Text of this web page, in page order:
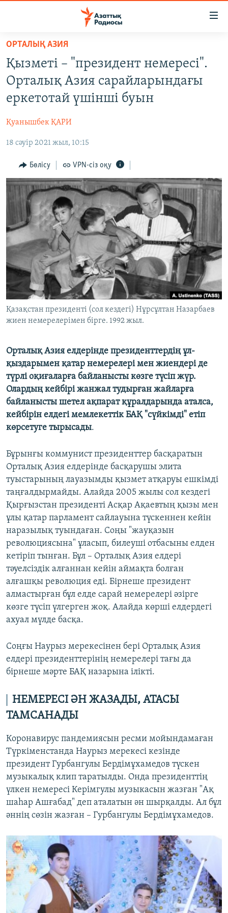
Skip
main
content
Skip
main
Navigation
Skip
Search
САЯСАТ
AZATTYQTV
АДАМ ҚҰҚЫҚТАРЫ
ӘЛЕУМЕТ
ӘЛЕМ
АРНАЙЫ ЖОБАЛАР
Русский
ЖАЗЫЛЫҢЫЗ
Басқа тілдерде
ОРТАЛЫҚ АЗИЯ
Қызметі – "президент немересі".
Орталық Азия сарайларындағы
еркетотай үшінші буын
Қуанышбек ҚАРИ
18 сәуір 2021 жыл, 10:15
Бөлісу VPN-сіз оқу
Қазақстан президенті (сол кездегі) Нұрсұлтан Назарбаев
жиен немерелерімен бірге. 1992 жыл.
Орталық Азия елдерінде президенттердің ұл-
қыздарымен қатар немерелері мен жиендері де
түрлі оқиғаларға байланысты көзге түсіп жүр.
Олардың кейбірі жанжал тудырған жайларға
байланысты шетел ақпарат құралдарында аталса,
кейбірін елдегі мемлекеттік БАҚ "сүйкімді" етіп
көрсетуге тырысады.
Бұрынғы коммунист президенттер басқаратын
Орталық Азия елдерінде басқарушы элита
туыстарының лауазымды қызмет атқаруы ешкімді
таңғалдырмайды. Алайда 2005 жылы сол кездегі
Қырғызстан президенті Асқар Ақаевтың қызы мен
ұлы қатар парламент сайлауына түскеннен кейін
наразылық туындаған. Соңы "жауқазын
революциясына" ұласып, билеуші отбасыны елден
кетіріп тынған. Бұл – Орталық Азия елдері
тәуелсіздік алғаннан кейін аймақта болған
алғашқы революция еді. Бірнеше президент
алмастырған бұл елде сарай немерелері әзірге
көзге түсіп үлгерген жоқ. Алайда көрші елдердегі
ахуал мүлде басқа.
Соңғы Наурыз мерекесінен бері Орталық Азия
елдері президенттерінің немерелері тағы да
бірнеше мәрте БАҚ назарына ілікті.
НЕМЕРЕСІ ӘН ЖАЗАДЫ, АТАСЫ
ТАМСАНАДЫ
Коронавирус пандемиясын ресми мойындамаған
Түркіменстанда Наурыз мерекесі кезінде
президент Гурбангулы Бердімұхамедов түскен
музыкалық клип таратылды. Онда президенттің
үлкен немересі Керімгулы музыкасын жазған "Ақ
шаһар Ашғабад" деп аталатын ән шырқалды. Ал бұл
әннің сөзін жазған – Гурбангулы Бердімұхамедов.